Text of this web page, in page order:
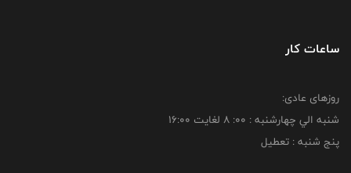
ساعات کار
روزهای عادی:
شنبه الي چهارشنبه : 00: 8 لغايت 16:00
پنج شنبه : تعطیل